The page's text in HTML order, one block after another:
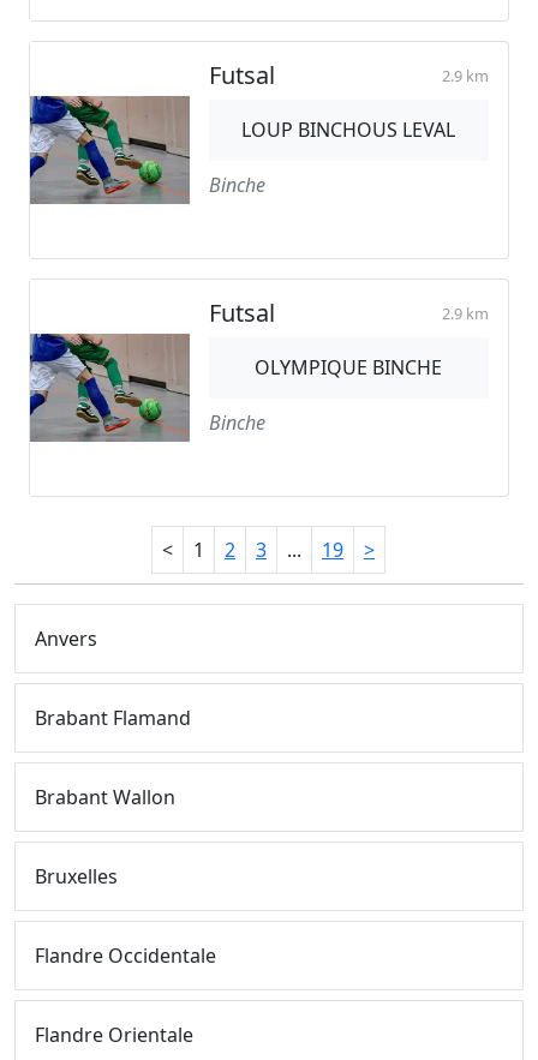
Futsal 2.9 km
LOUP BINCHOUS LEVAL
Binche
Futsal 2.9 km
OLYMPIQUE BINCHE
Binche
< 1 2 3 ... 19 >
Anvers
Brabant Flamand
Brabant Wallon
Bruxelles
Flandre Occidentale
Flandre Orientale